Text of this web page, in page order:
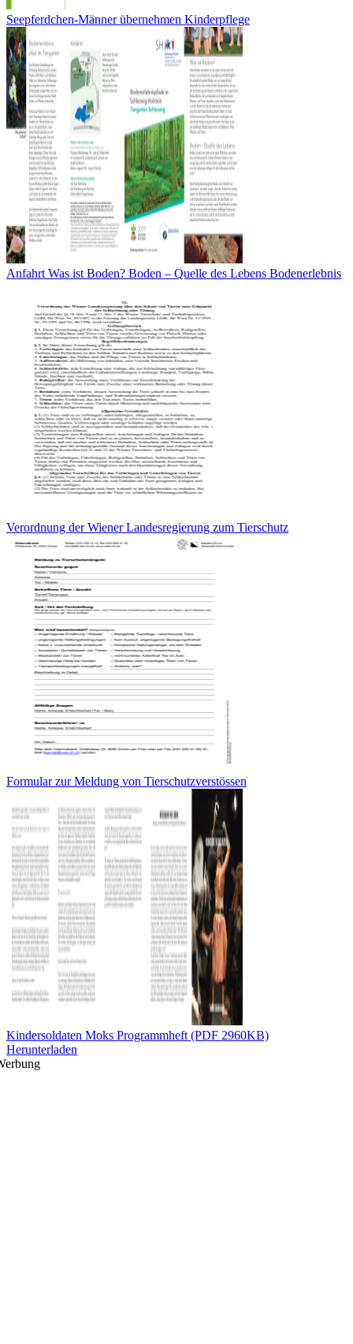
Seepferdchen-Männer übernehmen Kinderpflege
Anfahrt Was ist Boden? Boden – Quelle des Lebens Bodenerlebnis
Verordnung der Wiener Landesregierung zum Tierschutz
Formular zur Meldung von Tierschutzverstössen
Kindersoldaten Moks Programmheft (PDF 2960KB)
Herunterladen